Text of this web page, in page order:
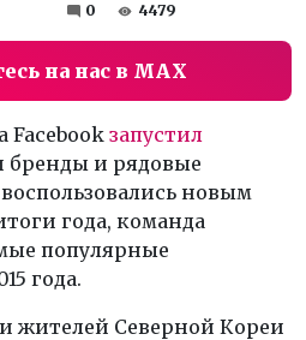
0 4479
на нас в MAX
Facebook запустил
бренды и рядовые
новым
года, команда
популярные
года.
жителей Северной Кореи